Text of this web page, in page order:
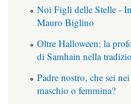
Noi Figli delle Stelle -
Mauro Biglino
Oltre Halloween: la
di Samhain nella
Padre nostro, che sei
maschio o femmina?